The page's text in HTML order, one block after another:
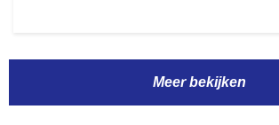
Meer bekijken